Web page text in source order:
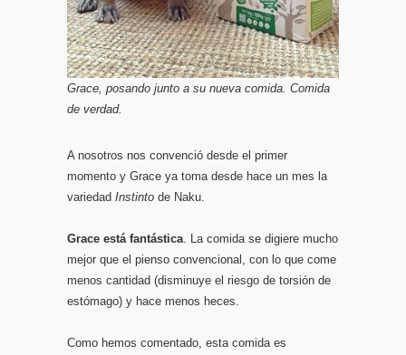
Grace, posando junto a su nueva comida. Comida
de verdad.
A nosotros nos convenció desde el primer
momento y Grace ya toma desde hace un mes la
variedad Instinto de Naku.
Grace está fantástica . La comida se digiere mucho
mejor que el pienso convencional, con lo que come
menos cantidad (disminuye el riesgo de torsión de
estómago) y hace menos heces.
Como hemos comentado, esta comida es